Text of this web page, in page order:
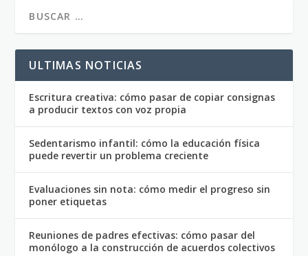
ULTIMAS NOTICIAS
Escritura creativa: cómo pasar de copiar consignas
a producir textos con voz propia
Sedentarismo infantil: cómo la educación física
puede revertir un problema creciente
Evaluaciones sin nota: cómo medir el progreso sin
poner etiquetas
Reuniones de padres efectivas: cómo pasar del
monólogo a la construcción de acuerdos colectivos